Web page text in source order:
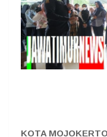
KOTA